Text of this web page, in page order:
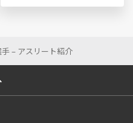
– アスリート紹介